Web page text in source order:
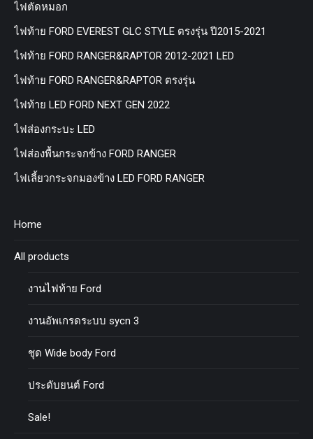
ไฟตัดหมอก
ไฟท้าย FORD EVEREST GLC STYLE ตรงรุ่น ปี2015-2021
ไฟท้าย FORD RANGER&RAPTOR 2012-2021 LED
ไฟท้าย FORD RANGER&RAPTOR ตรงรุ่น
ไฟท้าย LED FORD NEXT GEN 2022
ไฟส่องกระบะ LED
ไฟส่องพื้นกระจกข้าง FORD RANGER
ไฟเลี้ยวกระจกมองข้าง LED FORD RANGER
Home
All products
งานไฟท้าย Ford
งานอัพเกรดระบบ sycn 3
ชุด Wide body Ford
ประดับยนต์ Ford
Sale!